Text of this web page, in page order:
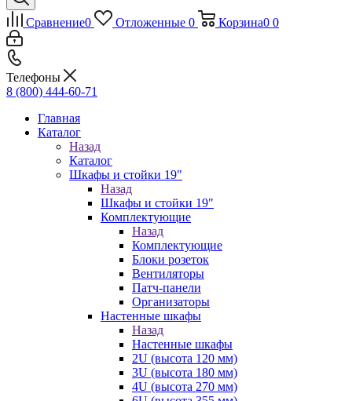
Сравнение0 Отложенные 0 Корзина0 0
Телефоны
8 (800) 444-60-71
Главная
Каталог
Назад
Каталог
Шкафы и стойки 19"
Назад
Шкафы и стойки 19"
Комплектующие
Назад
Комплектующие
Блоки розеток
Вентиляторы
Патч-панели
Организаторы
Настенные шкафы
Назад
Настенные шкафы
2U (высота 120 мм)
3U (высота 180 мм)
4U (высота 270 мм)